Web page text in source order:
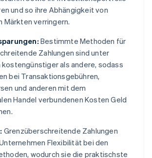
und so ihre Abhängigkeit von
Märkten verringern.
Bestimmte Methoden für
Zahlungen sind unter
als andere, sodass
bei Transaktionsgebühren,
und anderen mit dem
Handel verbundenen Kosten Geld
Grenzüberschreitende Zahlungen
Flexibilität bei den
wodurch sie die praktischste